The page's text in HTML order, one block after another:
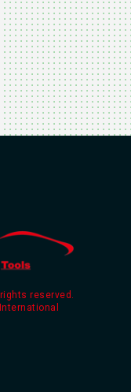
reserved.